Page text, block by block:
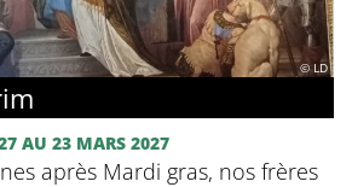
© LD
AU 23 MARS 2027
après Mardi gras, nos frères